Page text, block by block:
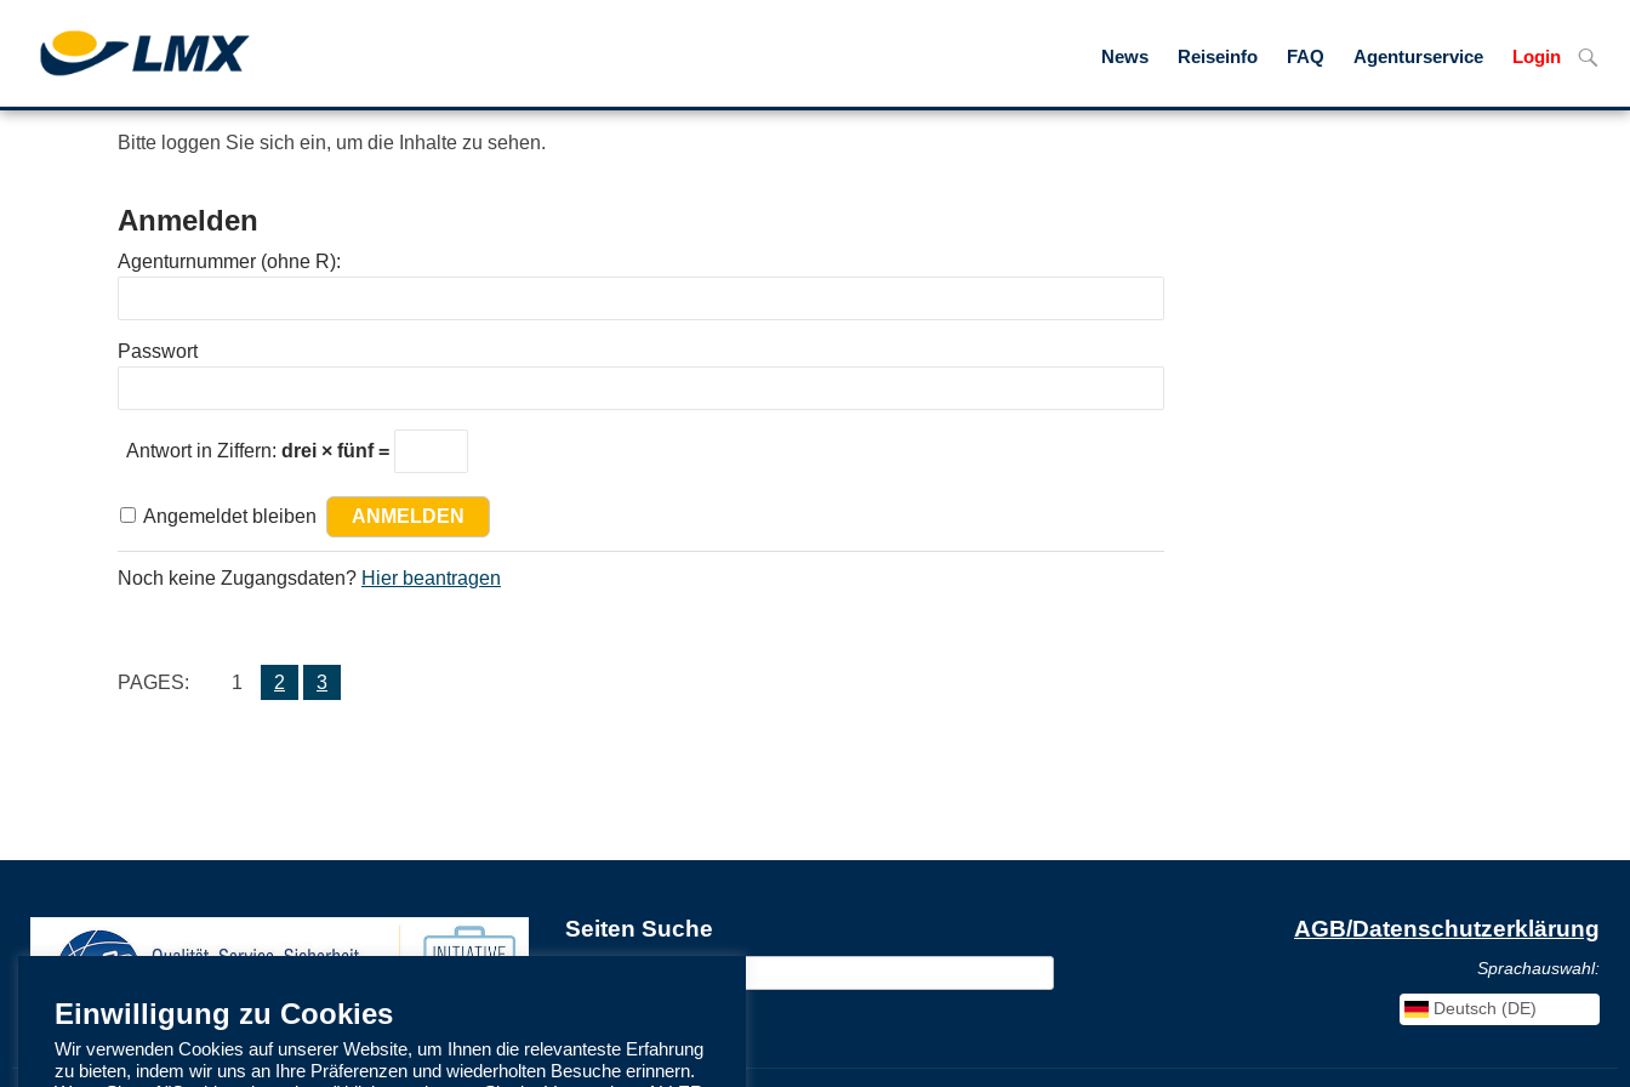
toNews Reiseinfo FAQ Agenturservice Login
Bitte loggen Sie sich ein, um die Inhalte zu sehen.
Anmelden
Agenturnummer (ohne R):
Passwort
Antwort in Ziffern: drei × fünf =
Angemeldet bleiben
Noch keine Zugangsdaten? Hier beantragen
PAGES: 1 2 3
Seiten Suche AGB/Datenschutzerklärung
Sprachauswahl:
Deutsch (DE)
Einwilligung zu Cookies
Wir verwenden Cookies auf unserer Website, um Ihnen die relevanteste Erfahrung
zu bieten, indem wir uns an Ihre Präferenzen und wiederholten Besuche erinnern.